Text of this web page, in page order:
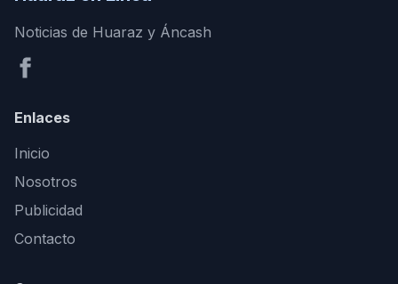
Noticias de Huaraz y Áncash
Enlaces
Inicio
Nosotros
Publicidad
Contacto